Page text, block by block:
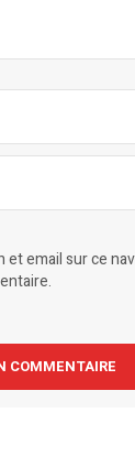
et email sur ce